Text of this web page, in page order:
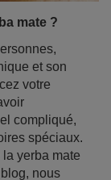
yerba mate
nous
faire
les